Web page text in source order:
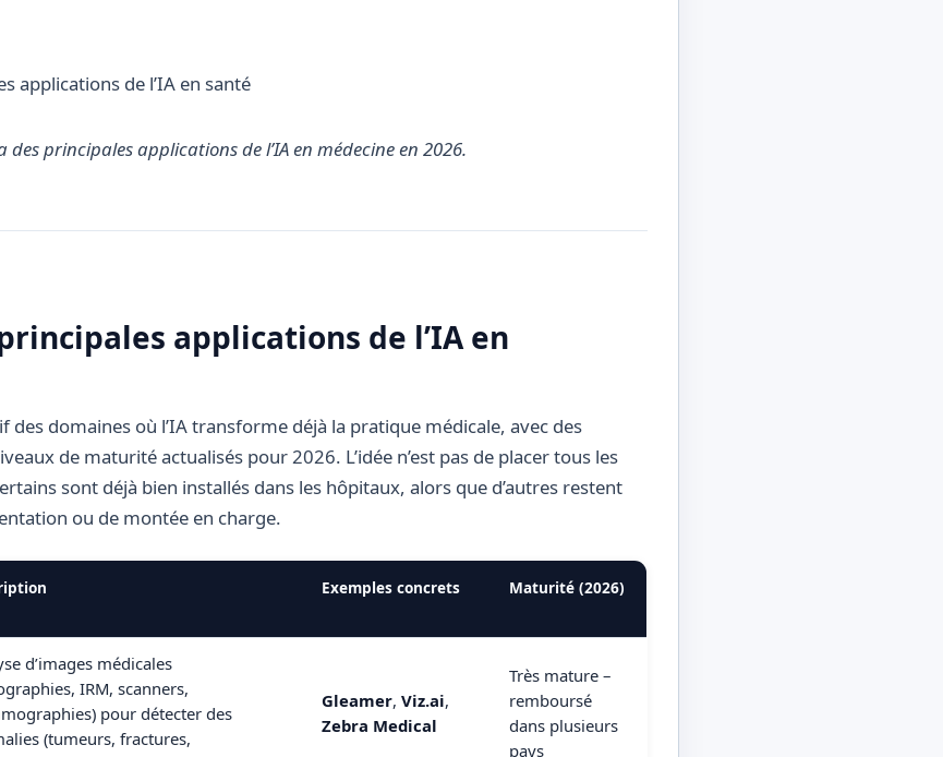
principales applications de l’IA en médecine en 2026.
applications de l’IA en
des domaines où l’IA transforme déjà la pratique médicale, avec des
de maturité actualisés pour 2026. L’idée n’est pas de placer tous les
sont déjà bien installés dans les hôpitaux, alors que d’autres restent
ou de montée en charge.
Exemples concrets Maturité (2026)
d’images médicales
IRM, scanners,
pour détecter des
(tumeurs, fractures,
Gleamer, Viz.ai,
Zebra Medical
Très mature –
remboursé
dans plusieurs
pays